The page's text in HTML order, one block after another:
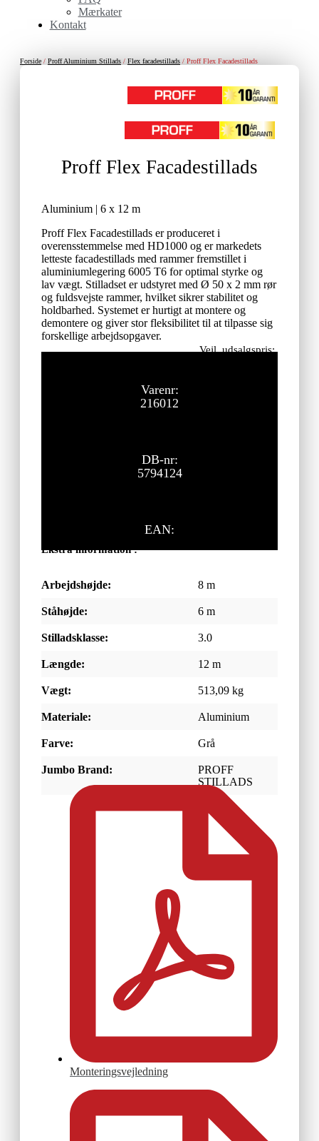
Mærkater
Kontakt
Forside / Proff Aluminium Stillads / Flex facadestillads / Proff Flex Facadestillads
Proff Flex Facadestillads
Aluminium | 6 x 12 m
Proff Flex Facadestillads er produceret i
overensstemmelse med HD1000 og er markedets
letteste facadestillads med rammer fremstillet i
aluminiumlegering 6005 T6 for optimal styrke og
lav vægt. Stilladset er udstyret med Ø 50 x 2 mm rør
og fuldsvejste rammer, hvilket sikrer stabilitet og
holdbarhed. Systemet er hurtigt at montere og
demontere og giver stor fleksibilitet til at tilpasse sig
forskellige arbejdsopgaver.
Vejl. udsalgspris:
Varenr:
216012
DB-nr:
5794124
EAN:
Ekstra information :
Arbejdshøjde: 8 m
Ståhøjde: 6 m
Stilladsklasse: 3.0
Længde: 12 m
Vægt: 513,09 kg
Materiale: Aluminium
Farve: Grå
Jumbo Brand:
PROFF
STILLADS
Monteringsvejledning